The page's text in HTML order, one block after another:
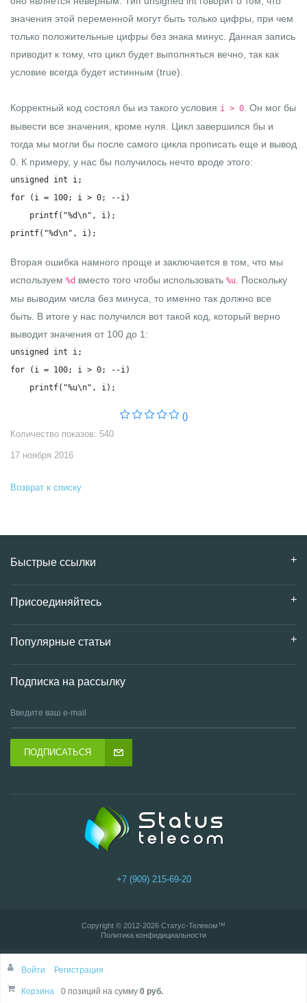
значения этой переменной могут быть только цифры, при чем
только положительные цифры без знака минус. Данная запись
приводит к тому, что цикл будет выполняться вечно, так как
условие всегда будет истинным (true)
Корректный код состоял бы из такого условия i > 0 . Он мог бы
вывести все значения, кроме нуля. Цикл завершился бы и
тогда мы могли бы после самого цикла прописать еще и вывод
0 . К примеру, у нас бы получилось нечто вроде этого:
unsigned int i;
for (i = 100; i > 0; --i)
    printf("%d\n", i);
printf("%d\n", i);
Вторая ошибка намного проще и заключается в том, что мы
используем %d вместо того чтобы использовать %u . Поскольку
мы выводим числа без минуса, то именно так должно все
быть. В итоге у нас получился вот такой код, который верно
выводит значения от 100 до 1:
unsigned int i;
for (i = 100; i > 0; --i)
    printf("%u\n", i);
()
Количество показов: 540
17 ноября 2016
Возврат к списку
Быстрые ссылки
Присоединяйтесь
Популярные статьи
Подписка на рассылку
ПОДПИСАТЬСЯ
+7 (909) 215-69-20
Copyright © 2012-2026 Статус-Телеком™
Политика конфидициальности
Войти Регистрация
Корзина 0 позиций на сумму 0 руб.